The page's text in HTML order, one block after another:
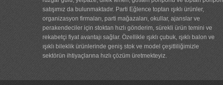
ışıklı tef...
glow bileklik çubuk ...
ŞAKA İP SPREYİ ŞAKA
satışımız da bulunmaktadır. Parti Eğlence toptan ışıklı ürünler,
organizasyon firmaları, parti mağazaları, okullar, ajanslar ve
perakendeciler için stoktan hızlı gönderim, sürekli ürün temini ve
rekabetçi fiyat avantajı sağlar. Özellikle ışıklı çubuk, ışıklı balon ve
ışıklı bileklik ürünlerinde geniş stok ve model çeşitliliğimizle
sektörün ihtiyaçlarına hızlı çözüm üretmekteyiz.